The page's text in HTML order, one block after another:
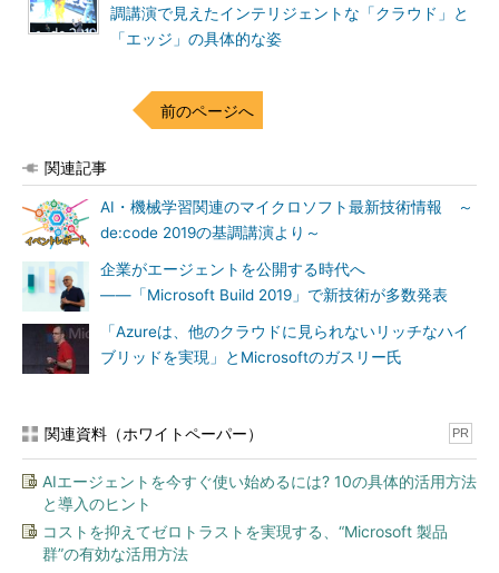
調講演で見えたインテリジェントな「クラウド」と
「エッジ」の具体的な姿
前のページへ
関連記事
AI・機械学習関連のマイクロソフト最新技術情報 ～
de:code 2019の基調講演より～
企業がエージェントを公開する時代へ
――「Microsoft Build 2019」で新技術が多数発表
「Azureは、他のクラウドに見られないリッチなハイ
ブリッドを実現」とMicrosoftのガスリー氏
関連資料（ホワイトペーパー） PR
AIエージェントを今すぐ使い始めるには? 10の具体的活用方法
と導入のヒント
コストを抑えてゼロトラストを実現する、“Microsoft 製品
群”の有効な活用方法